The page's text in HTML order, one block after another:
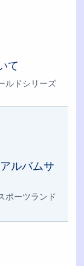
て
ルドシリーズ
ルバムサ
ポーツランド